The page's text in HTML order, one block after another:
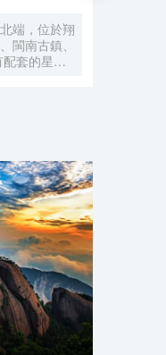
端，位於翔
閩南古鎮、
套的星連